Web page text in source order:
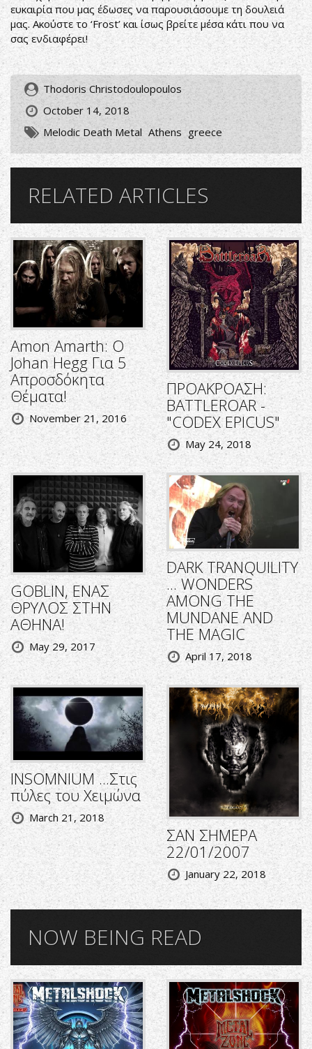
ευκαιρία που μας έδωσες να παρουσιάσουμε τη δουλειά
μας. Ακούστε το ‘Frost’ και ίσως βρείτε μέσα κάτι που να
σας ενδιαφέρει!
Thodoris Christodoulopoulos
October 14, 2018
Melodic Death Metal Athens greece
RELATED ARTICLES
Amon Amarth: O
Johan Hegg Για 5
Απροσδόκητα
Θέματα!
November 21, 2016
ΠΡΟΑΚΡΟΑΣΗ:
BATTLEROAR -
"CODEX EPICUS"
May 24, 2018
GOBLIN, ΕΝΑΣ
ΘΡΥΛΟΣ ΣΤΗΝ
ΑΘΗΝΑ!
May 29, 2017
DARK TRANQUILITY
... WONDERS
AMONG THE
MUNDANE AND
THE MAGIC
April 17, 2018
INSOMNIUM ...Στις
πύλες του Χειμώνα
March 21, 2018
ΣΑΝ ΣΗΜΕΡΑ
22/01/2007
January 22, 2018
NOW BEING READ